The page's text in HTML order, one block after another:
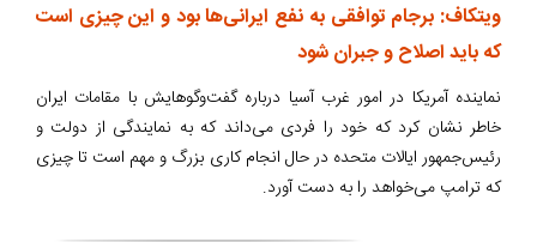
ویتکاف: برجام توافقی به نفع ایرانی‌ها بود و این چیزی است
که باید اصلاح و جبران شود
نماینده آمریکا در امور غرب آسیا درباره گفت‌وگوهایش با مقامات ایران
خاطر نشان کرد که خود را فردی می‌داند که به نمایندگی از دولت و
رئیس‌جمهور ایالات متحده در حال انجام کاری بزرگ و مهم است تا چیزی
که ترامپ می‌خواهد را به دست آورد.